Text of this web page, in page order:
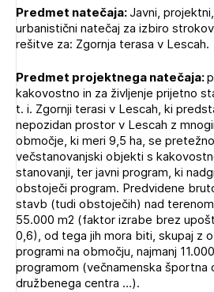
PRIJAVITE SE
POZABLJENO GESLO
REGISTRIRAJTE SE
Predmet natečaja:Javni,
urbanistični natečaj za izbiro
rešitve za: Zgornja terasa v Lescah.
Predmet projektnega natečaja:
kakovostno in za življenje prijetno
t. i. Zgornji terasi v Lescah, ki
nepozidan prostor v Lescah z
območje, ki meri 9,5 ha, se
večstanovanjski objekti s
stanovanji, ter javni program, ki
obstoječi program. Predvidene
stavb (tudi obstoječih) nad
55.000 m2 (faktor izrabe brez
0,6), od tega jih mora biti, skupaj z
programi na območju, najmanj
programom (večnamenska športna
družbenega centra …).
PRIJAVITE SE
Novičnik izobraževanj
Novičnik natečajev
Tedenski novičnik javnih naročil
Dnevne medijske objave
NAPREJ